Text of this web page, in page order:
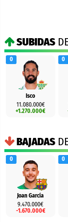
SUBIDAS
Isco
11.080.000€
+1.270.000€
0 0
BAJADAS
Joan García
9.470.000€
-1.670.000€
0 0